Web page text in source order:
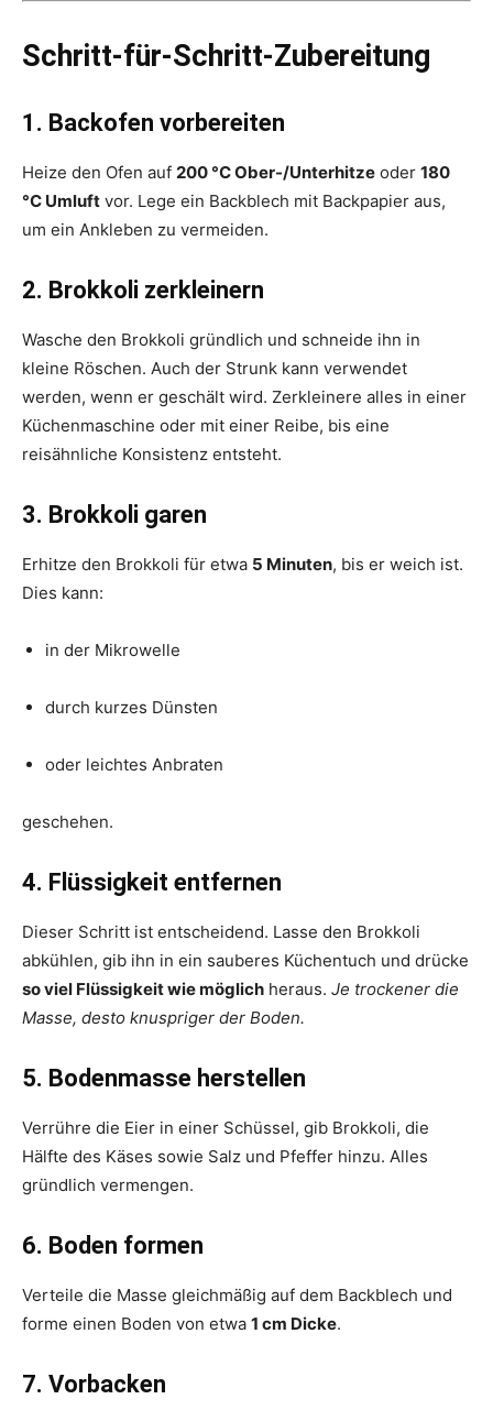
Schritt-für-Schritt-Zubereitung
1. Backofen vorbereiten
Heize den Ofen auf 200 °C Ober-/Unterhitze oder 180
°C Umluft vor. Lege ein Backblech mit Backpapier aus,
um ein Ankleben zu vermeiden.
2. Brokkoli zerkleinern
Wasche den Brokkoli gründlich und schneide ihn in
kleine Röschen. Auch der Strunk kann verwendet
werden, wenn er geschält wird. Zerkleinere alles in einer
Küchenmaschine oder mit einer Reibe, bis eine
reisähnliche Konsistenz entsteht.
3. Brokkoli garen
Erhitze den Brokkoli für etwa 5 Minuten, bis er weich ist.
Dies kann:
in der Mikrowelle
durch kurzes Dünsten
oder leichtes Anbraten
geschehen.
4. Flüssigkeit entfernen
Dieser Schritt ist entscheidend. Lasse den Brokkoli
abkühlen, gib ihn in ein sauberes Küchentuch und drücke
so viel Flüssigkeit wie möglich heraus. Je trockener die
Masse, desto knuspriger der Boden.
5. Bodenmasse herstellen
Verrühre die Eier in einer Schüssel, gib Brokkoli, die
Hälfte des Käses sowie Salz und Pfeffer hinzu. Alles
gründlich vermengen.
6. Boden formen
Verteile die Masse gleichmäßig auf dem Backblech und
forme einen Boden von etwa 1 cm Dicke.
7. Vorbacken